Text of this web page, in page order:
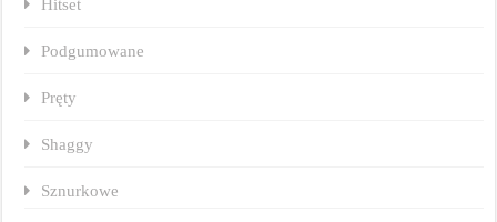
Hitset
Podgumowane
Pręty
Shaggy
Sznurkowe